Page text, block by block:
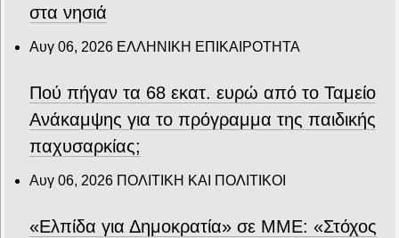
στα νησιά
Αυγ 06, 2026 ΕΛΛΗΝΙΚΗ ΕΠΙΚΑΙΡΟΤΗΤΑ
Πού πήγαν τα 68 εκατ. ευρώ από το Ταμείο
Ανάκαμψης για το πρόγραμμα της παιδικής
παχυσαρκίας;
Αυγ 06, 2026 ΠΟΛΙΤΙΚΗ ΚΑΙ ΠΟΛΙΤΙΚΟΙ
«Ελπίδα για Δημοκρατία» σε ΜΜΕ: «Στόχος